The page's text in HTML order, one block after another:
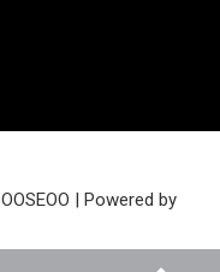
OOSEOO | Powered by